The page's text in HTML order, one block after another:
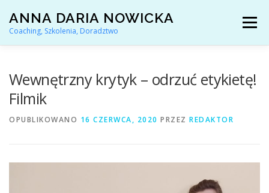
treści
ANNA DARIA NOWICKA
Coaching, Szkolenia, Doradztwo
Menu
Wewnętrzny krytyk – odrzuć etykietę!
Filmik
OPUBLIKOWANO 16 CZERWCA, 2020 PRZEZ REDAKTOR